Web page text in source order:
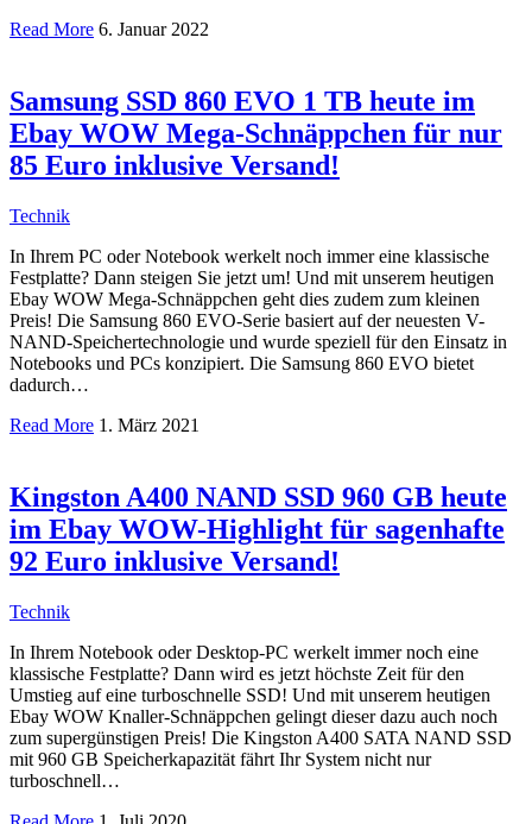
Read More 6. Januar 2022
Samsung SSD 860 EVO 1 TB heute im
Ebay WOW Mega-Schnäppchen für nur
85 Euro inklusive Versand!
Technik
In Ihrem PC oder Notebook werkelt noch immer eine klassische
Festplatte? Dann steigen Sie jetzt um! Und mit unserem heutigen
Ebay WOW Mega-Schnäppchen geht dies zudem zum kleinen
Preis! Die Samsung 860 EVO-Serie basiert auf der neuesten V-
NAND-Speichertechnologie und wurde speziell für den Einsatz in
Notebooks und PCs konzipiert. Die Samsung 860 EVO bietet
dadurch…
Read More 1. März 2021
Kingston A400 NAND SSD 960 GB heute
im Ebay WOW-Highlight für sagenhafte
92 Euro inklusive Versand!
Technik
In Ihrem Notebook oder Desktop-PC werkelt immer noch eine
klassische Festplatte? Dann wird es jetzt höchste Zeit für den
Umstieg auf eine turboschnelle SSD! Und mit unserem heutigen
Ebay WOW Knaller-Schnäppchen gelingt dieser dazu auch noch
zum supergünstigen Preis! Die Kingston A400 SATA NAND SSD
mit 960 GB Speicherkapazität fährt Ihr System nicht nur
turboschnell…